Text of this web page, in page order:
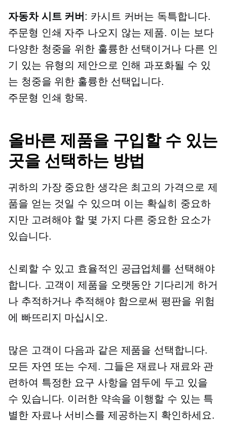
자동차 시트 커버 : 카시트 커버는 독특합니다.
주문형 인쇄 자주 나오지 않는 제품. 이는 보다
다양한 청중을 위한 훌륭한 선택이거나 다른 인
기 있는 유형의 제안으로 인해 과포화될 수 있
는 청중을 위한 훌륭한 선택입니다.
주문형 인쇄 항목.
올바른 제품을 구입할 수 있는
곳을 선택하는 방법
귀하의 가장 중요한 생각은 최고의 가격으로 제
품을 얻는 것일 수 있으며 이는 확실히 중요하
지만 고려해야 할 몇 가지 다른 중요한 요소가
있습니다.
신뢰할 수 있고 효율적인 공급업체를 선택해야
합니다. 고객이 제품을 오랫동안 기다리게 하거
나 추적하거나 추적해야 함으로써 평판을 위험
에 빠뜨리지 마십시오.
많은 고객이 다음과 같은 제품을 선택합니다.
모든 자연 또는 수제. 그들은 재료나 재료와 관
련하여 특정한 요구 사항을 염두에 두고 있을
수 있습니다. 이러한 약속을 이행할 수 있는 특
별한 자료나 서비스를 제공하는지 확인하세요.